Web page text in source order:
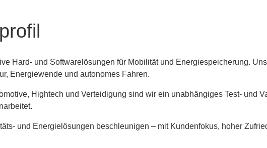
Hard- und Softwarelösungen für Mobilität und Energiespeicherung.
Energiewende und autonomes Fahren.
Hightech und Verteidigung sind wir ein unabhängiges Test- und
und Energielösungen beschleunigen – mit Kundenfokus, hoher